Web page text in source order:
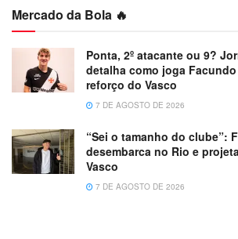
Mercado da Bola 🔥
Ponta, 2º atacante ou 9?
detalha como joga
reforço do Vasco
7 DE AGOSTO DE 2026
“Sei o tamanho do clube”:
desembarca no Rio e
Vasco
7 DE AGOSTO DE 2026